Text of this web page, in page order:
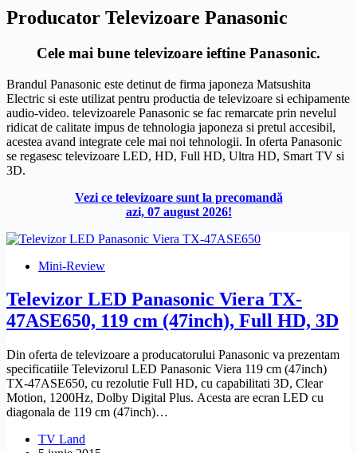
Producator Televizoare Panasonic
Cele mai bune televizoare ieftine Panasonic.
Brandul Panasonic este detinut de firma japoneza Matsushita
Electric si este utilizat pentru productia de televizoare si echipamente
audio-video. televizoarele Panasonic se fac remarcate prin nevelul
ridicat de calitate impus de tehnologia japoneza si pretul accesibil,
acestea avand integrate cele mai noi tehnologii. In oferta Panasonic
se regasesc televizoare LED, HD, Full HD, Ultra HD, Smart TV si
3D.
Vezi ce televizoare sunt la precomandă
azi, 07 august 2026!
Mini-Review
Televizor LED Panasonic Viera TX-
47ASE650, 119 cm (47inch), Full HD, 3D
Din oferta de televizoare a producatorului Panasonic va prezentam
specificatiile Televizorul LED Panasonic Viera 119 cm (47inch)
TX-47ASE650, cu rezolutie Full HD, cu capabilitati 3D, Clear
Motion, 1200Hz, Dolby Digital Plus. Acesta are ecran LED cu
diagonala de 119 cm (47inch)…
TV Land